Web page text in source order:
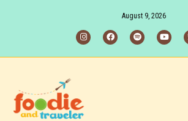
August 9, 2026